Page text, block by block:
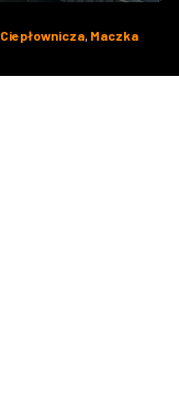
Ciepłownicza, Maczka